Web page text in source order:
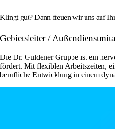
Klingt gut? Dann freuen wir uns auf
Gebietsleiter /
Die Dr. Güldener Gruppe ist ein
fördert. Mit flexiblen Arbeitszeiten,
berufliche Entwicklung in einem